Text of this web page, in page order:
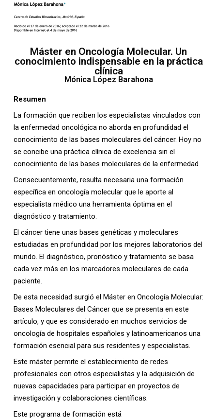
Máster en Oncología Molecular. Un
conocimiento indispensable en la práctica
clínica
Mónica López Barahona
Resumen
La formación que reciben los especialistas vinculados con
la enfermedad oncológica no aborda en profundidad el
conocimiento de las bases moleculares del cáncer. Hoy no
se concibe una práctica clínica de excelencia sin el
conocimiento de las bases moleculares de la enfermedad.
Consecuentemente, resulta necesaria una formación
específica en oncología molecular que le aporte al
especialista médico una herramienta óptima en el
diagnóstico y tratamiento.
El cáncer tiene unas bases genéticas y moleculares
estudiadas en profundidad por los mejores laboratorios del
mundo. El diagnóstico, pronóstico y tratamiento se basa
cada vez más en los marcadores moleculares de cada
paciente.
De esta necesidad surgió el Máster en Oncología Molecular:
Bases Moleculares del Cáncer que se presenta en este
artículo, y que es considerado en muchos servicios de
oncología de hospitales españoles y latinoamericanos una
formación esencial para sus residentes y especialistas.
Este máster permite el establecimiento de redes
profesionales con otros especialistas y la adquisición de
nuevas capacidades para participar en proyectos de
investigación y colaboraciones científicas.
Este programa de formación está